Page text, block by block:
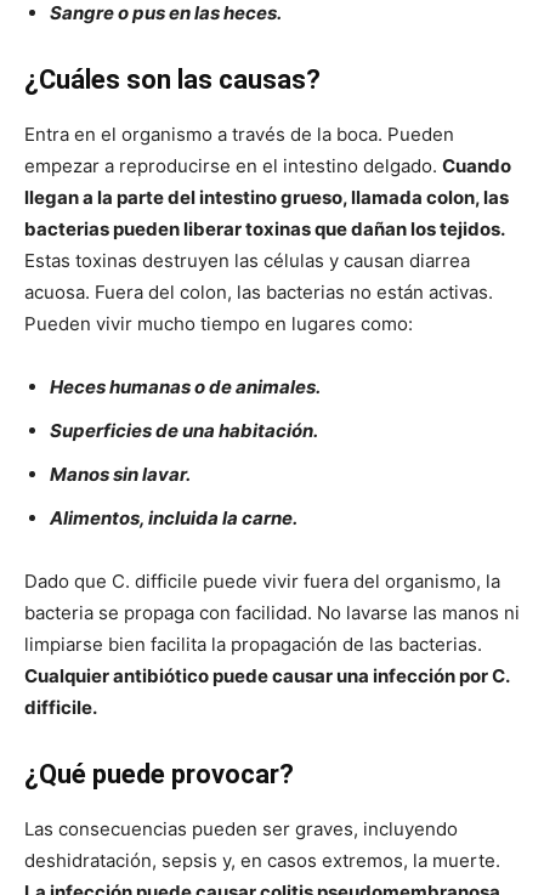
Sangre o pus en las heces.
¿Cuáles son las causas?
Entra en el organismo a través de la boca. Pueden
empezar a reproducirse en el intestino delgado. Cuando
llegan a la parte del intestino grueso, llamada colon, las
bacterias pueden liberar toxinas que dañan los tejidos.
Estas toxinas destruyen las células y causan diarrea
acuosa. Fuera del colon, las bacterias no están activas.
Pueden vivir mucho tiempo en lugares como:
Heces humanas o de animales.
Superficies de una habitación.
Manos sin lavar.
Alimentos, incluida la carne.
Dado que C. difficile puede vivir fuera del organismo, la
bacteria se propaga con facilidad. No lavarse las manos ni
limpiarse bien facilita la propagación de las bacterias.
Cualquier antibiótico puede causar una infección por C.
difficile.
¿Qué puede provocar?
Las consecuencias pueden ser graves, incluyendo
deshidratación, sepsis y, en casos extremos, la muerte.